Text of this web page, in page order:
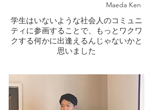
Maeda Ken
学生はいないような社会人のコミュニ
ティに参画することで、もっとワクワ
クする何かに出逢えるんじゃないかと
思いました